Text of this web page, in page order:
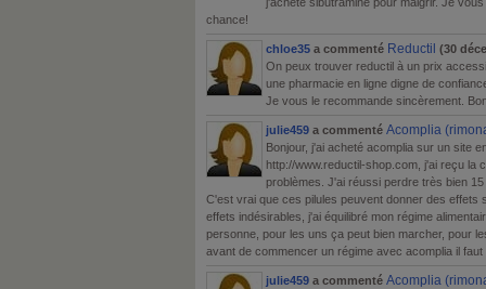
chance!
chloe35 a commenté Reductil (30
On peux trouver reductil à un prix
une pharmacie en ligne digne de
Je vous le recommande sincèrement.
julie459 a commenté Acomplia
Bonjour, j'ai acheté acomplia sur un site
http://www.reductil-shop.com, j'ai reçu la
problèmes. J'ai réussi perdre très bien
C'est vrai que ces pilules peuvent donner des effets
effets indésirables, j'ai équilibré mon régime
personne, pour les uns ça peut bien marcher, pour
avant de commencer un régime avec acomplia il
julie459 a commenté Acomplia